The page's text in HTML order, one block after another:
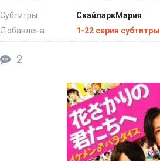
Субтитры:
СкайларкМария
Добавлена:
1-22 серия субтитры
2